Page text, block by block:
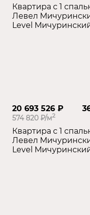
Квартира с 1
Левел
Level
20 693 526 ₽
574 820 ₽/м2
Квартира с 1
Левел
Level